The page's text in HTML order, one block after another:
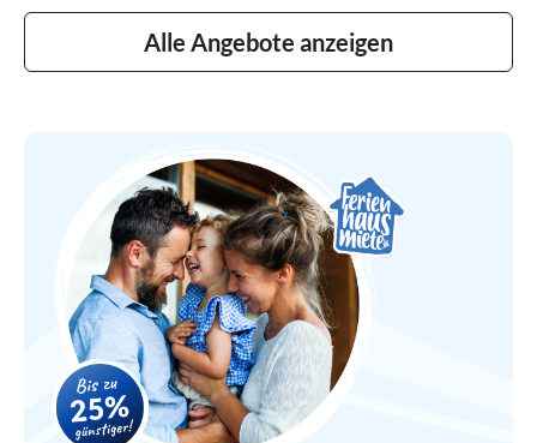
Alle Angebote anzeigen